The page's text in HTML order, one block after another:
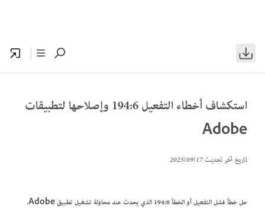
استكشاف أخطاء التفعيل 194:6 وإصلاحها لتطبيقات
Adobe
تاريخ آخر تحديث17‏/09‏/2025
حل خطأ فشل التفعيل أو الخطأ 194:6 الذي يحدث عند محاولة تشغيل تطبيق Adobe.